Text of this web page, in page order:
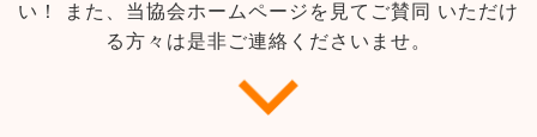
い！
また、当協会ホームページを見てご賛同 いただけ
る方々は是非ご連絡くださいませ。